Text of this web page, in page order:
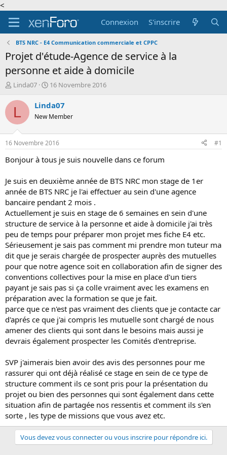
<
Connexion
S'inscrire
BTS NRC - E4 Communication commerciale et CPPC
Projet d'étude-Agence de service à la
personne et aide à domicile
A
t
r
d
e
l
i
s
c
u
s
i
o
n
Linda07
D
t
d
d
é
b
16 Novembre 2016
L Linda07
New Member
16 Novembre 2016 #1
Bonjour à tous je suis nouvelle dans ce forum
Je suis en deuxième année de BTS NRC mon stage de 1er
année de BTS NRC je l'ai effectuer au sein d'une agence
bancaire pendant 2 mois .
Actuellement je suis en stage de 6 semaines en sein d'une
structure de service à la personne et aide à domicile j'ai très
peu de temps pour préparer mon projet mes fiche E4 etc.
Sérieusement je sais pas comment mi prendre mon tuteur ma
dit que je serais chargée de prospecter auprès des mutuelles
pour que notre agence soit en collaboration afin de signer des
conventions collectives pour la mise en place d'un tiers
payant je sais pas si ça colle vraiment avec les examens en
préparation avec la formation se que je fait.
parce que ce n'est pas vraiment des clients que je contacte car
d'aprés ce que j'ai compris les mutuelle sont chargé de nous
amener des clients qui sont dans le besoins mais aussi je
devrais également prospecter les Comités d'entreprise.
SVP j'aimerais bien avoir des avis des personnes pour me
rassurer qui ont déjà réalisé ce stage en sein de ce type de
structure comment ils ce sont pris pour la présentation du
projet ou bien des personnes qui sont également dans cette
situation afin de partagée nos ressentis et comment ils s'en
sorte , les type de missions que vous avez etc.
Vous devez vous connecter ou vous inscrire pour répondre ici.